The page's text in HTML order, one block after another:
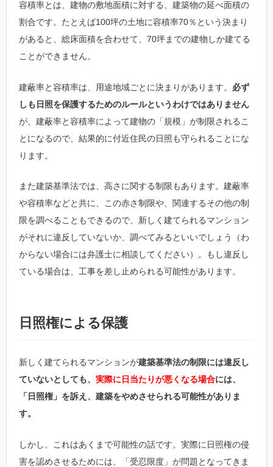
容積率とは、建物の敷地面積に対する、建築物の延べ面積の
割合です。たとえば100坪の土地に容積率70％という決まり
があると、総床面積を合わせて、70坪までの建物しか建てる
ことができません。
建蔽率と容積率は、用途地域ごとに決まりがあります。 必ず
しも日照を保護するためのルールというわけではありません
が、建蔽率と容積率によって建物の「規模」が制限されるこ
とになるので、結果的に付近住民の日照も守られることにな
ります。
また建築基準法では、高さに関する制限もあります。建蔽率
や容積率などと共に、この赤さ制限や、関連するその他の制
限を調べることもできるので、新しく建てられるマンション
がそれに違反していないか、調べてみるといいでしょう（わ
からない場合には弁護士に相談してください）。もし違反し
ている場合は、工事を差し止められる可能性があります。
日照権による保護
新しく建てられるマンションが建築基準法の制限には違反し
ていないとしても、 実際に日当たりが悪くなる場合には、
「日照権」を訴え、建築をやめさせられる可能性がありま
す。
しかし、これはあくまで可能性の話です。実際に日照権の侵
害を認めさせるためには、「受忍限度」が問題となってきま